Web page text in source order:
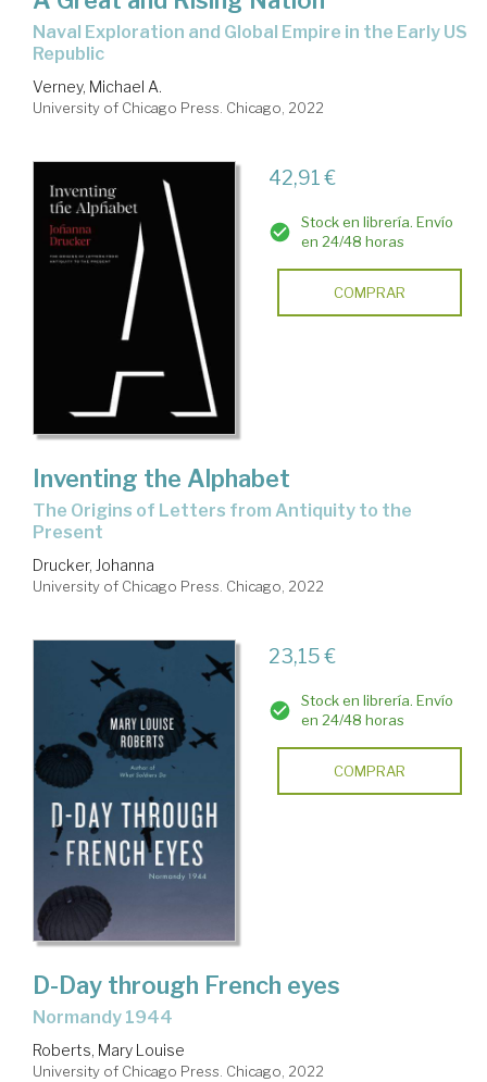
Naval Exploration and Global Empire in the Early US
Republic
Verney, Michael A.
University of Chicago Press. Chicago, 2022
42,91 €
Stock en librería. Envío
en 24/48 horas
COMPRAR
Inventing the Alphabet
The Origins of Letters from Antiquity to the
Present
Drucker, Johanna
University of Chicago Press. Chicago, 2022
23,15 €
Stock en librería. Envío
en 24/48 horas
COMPRAR
D-Day through French eyes
Normandy 1944
Roberts, Mary Louise
University of Chicago Press. Chicago, 2022